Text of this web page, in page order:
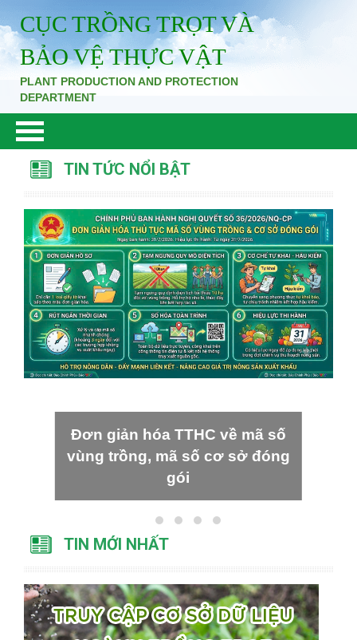
CỤC TRỒNG TRỌT VÀ
BẢO VỆ THỰC VẬT
PLANT PRODUCTION AND PROTECTION
DEPARTMENT
TIN TỨC NỔI BẬT
Đơn giản hóa TTHC về mã số
vùng trồng, mã số cơ sở đóng
gói
TIN MỚI NHẤT